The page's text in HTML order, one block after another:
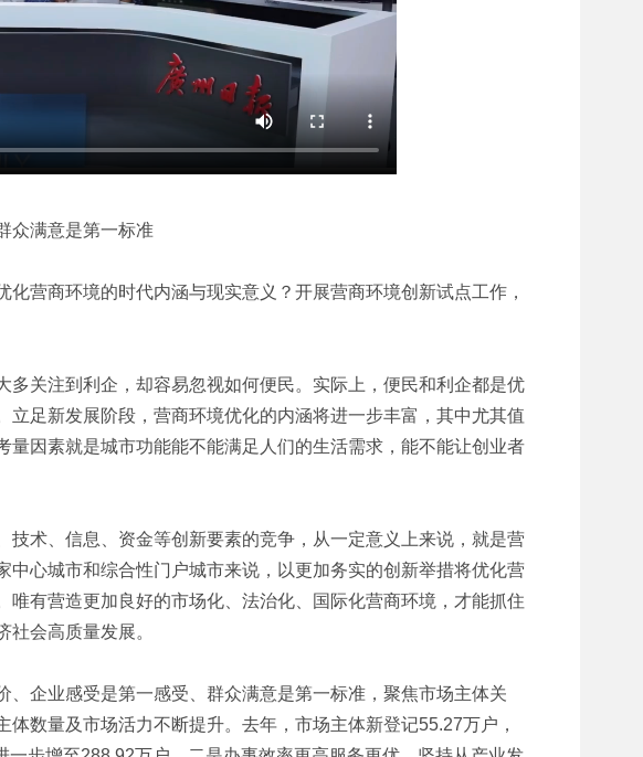
众满意是第一标准
营商环境的时代内涵与现实意义？开展营商环境创新试点工作，
关注到利企，却容易忽视如何便民。实际上，便民和利企都是优
足新发展阶段，营商环境优化的内涵将进一步丰富，其中尤其值
因素就是城市功能能不能满足人们的生活需求，能不能让创业者
术、信息、资金等创新要素的竞争，从一定意义上来说，就是营
心城市和综合性门户城市来说，以更加务实的创新举措将优化营
有营造更加良好的市场化、法治化、国际化营商环境，才能抓住
会高质量发展。
企业感受是第一感受、群众满意是第一标准，聚焦市场主体关
数量及市场活力不断提升。去年，市场主体新登记55.27万户，